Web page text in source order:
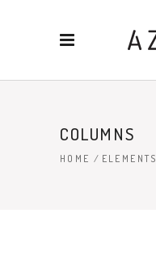
COLUMNS
HOME / ELEMENTS